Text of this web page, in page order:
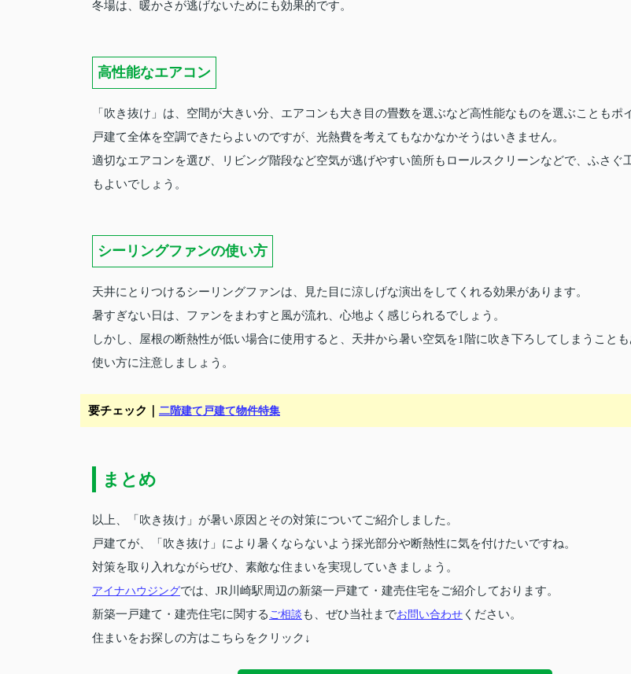
冬場は、暖かさが逃げないためにも効果的です。
高性能なエアコン
「吹き抜け」は、空間が大きい分、エアコンも大き目の畳数を選ぶなど高性能なものを選ぶこともポ
戸建て全体を空調できたらよいのですが、光熱費を考えてもなかなかそうはいきません。
適切なエアコンを選び、リビング階段など空気が逃げやすい箇所もロールスクリーンなどで、ふさぐ
もよいでしょう。
シーリングファンの使い方
天井にとりつけるシーリングファンは、見た目に涼しげな演出をしてくれる効果があります。
暑すぎない日は、ファンをまわすと風が流れ、心地よく感じられるでしょう。
しかし、屋根の断熱性が低い場合に使用すると、天井から暑い空気を1階に吹き下ろしてしまうことも
使い方に注意しましょう。
要チェック｜ 二階建て戸建て物件特集
まとめ
以上、「吹き抜け」が暑い原因とその対策についてご紹介しました。
戸建てが、「吹き抜け」により暑くならないよう採光部分や断熱性に気を付けたいですね。
対策を取り入れながらぜひ、素敵な住まいを実現していきましょう。
アイナハウジングでは、JR川崎駅周辺の新築一戸建て・建売住宅をご紹介しております。
新築一戸建て・建売住宅に関する ご相談 も、ぜひ当社までお問い合わせ ください。
住まいをお探しの方はこちらをクリック↓